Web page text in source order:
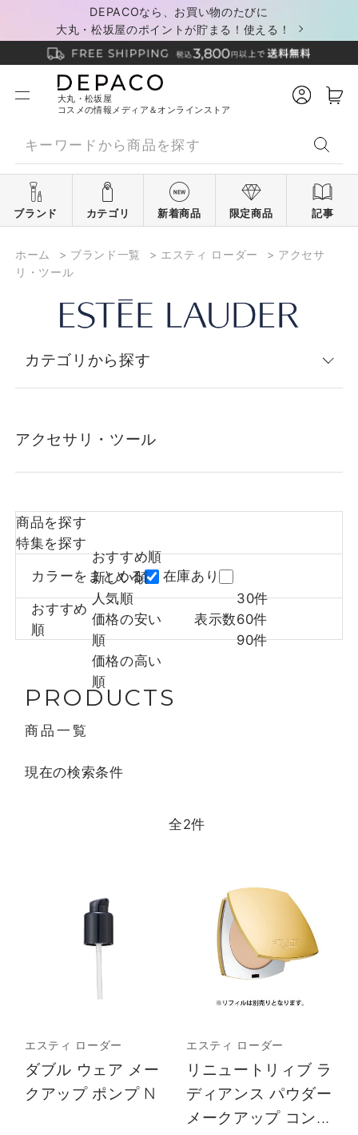
DEPACOなら、お買い物のたびに
大丸・松坂屋のポイントが貯まる！使える！
大丸・松坂屋
コスメの情報メディア＆オンラインストア
ブランド カテゴリ 新着商品 限定商品 記事
ホーム > ブランド一覧 > エスティ ローダー > アクセサ
リ・ツール
カテゴリから探す
アクセサリ・ツール
商品を探す
特集を探す
カラーをまとめる 在庫あり
おすすめ
順
おすすめ順
新しい順
人気順
価格の安い
順
価格の高い
順
表示数
30件
60件
90件
PRODUCTS
商品一覧
現在の検索条件
全2件
エスティ ローダー
ダブル ウェア メー
クアップ ポンプ N
エスティ ローダー
リニュートリィブ ラ
ディアンス パウダー
メークアップ コン...